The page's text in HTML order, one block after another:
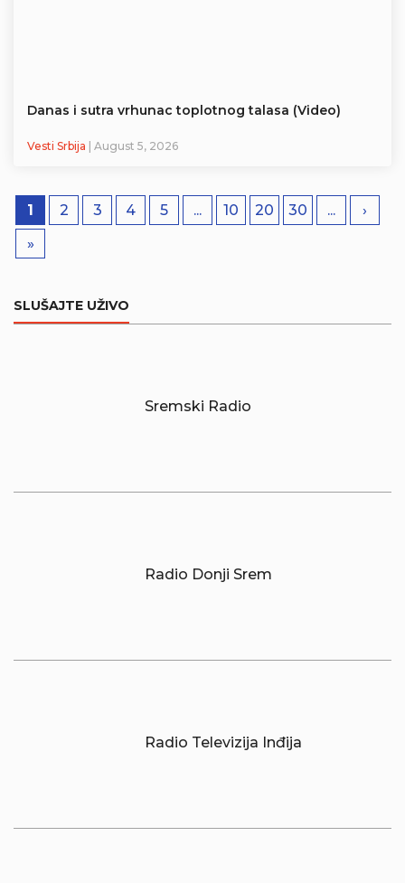
Danas i sutra vrhunac toplotnog talasa (Video)
Vesti Srbija | August 5, 2026
1 2 3 4 5 ... 10 20 30 ...
›
»
SLUŠAJTE UŽIVO
Sremski Radio
Radio Donji Srem
Radio Televizija Inđija